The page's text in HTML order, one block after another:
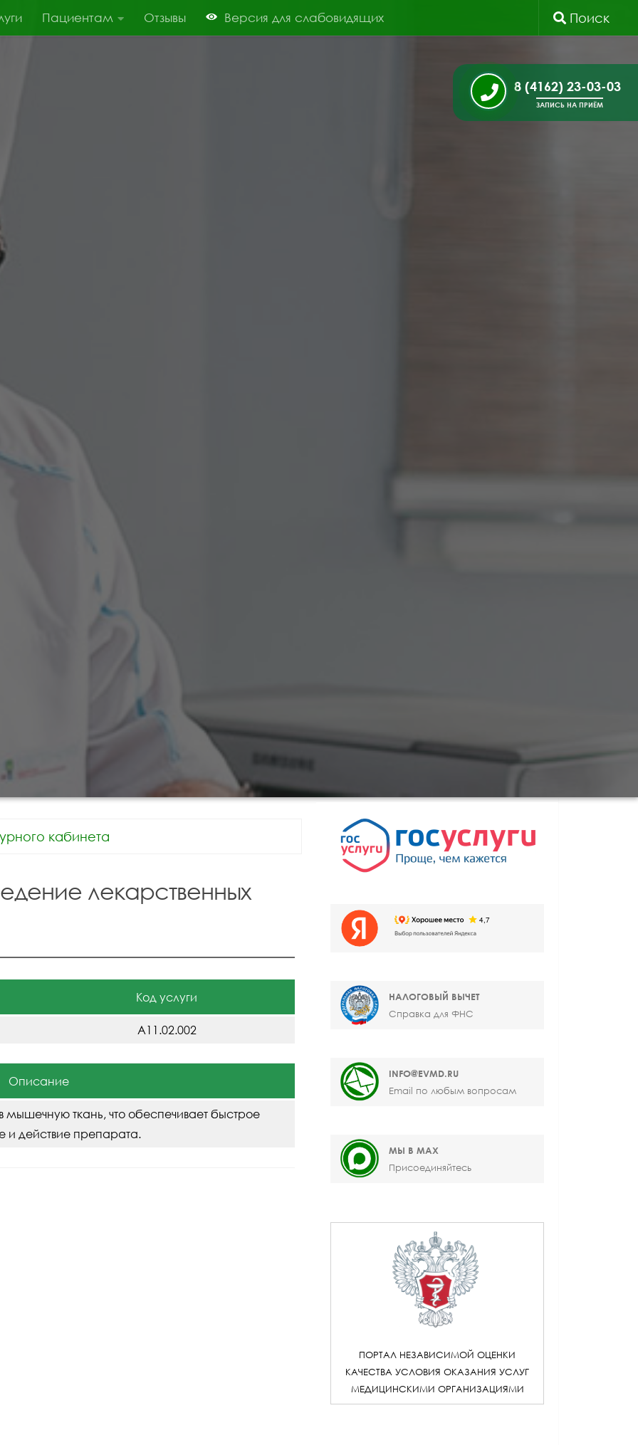
Пациентам Отзывы Версия для слабовидящих Поиск
8 (4162) 23-03-03
ЗАПИСЬ НА ПРИЁМ
кабинета
лекарственных
Код услуги
A11.02.002
Описание
мышечную ткань, что обеспечивает быстрое
и действие препарата.
НАЛОГОВЫЙ ВЫЧЕТ
Справка для ФНС
INFO@EVMD.RU
Email по любым вопросам
МЫ В MAX
Присоединяйтесь
ПОРТАЛ НЕЗАВИСИМОЙ ОЦЕНКИ
КАЧЕСТВА УСЛОВИЯ ОКАЗАНИЯ УСЛУГ
МЕДИЦИНСКИМИ ОРГАНИЗАЦИЯМИ